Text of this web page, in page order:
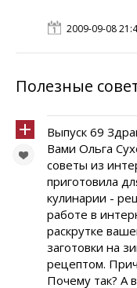
2009-09-08
Полезные
Выпуск 69
Вами Ольга
советы из
приготовила
кулинарии -
работе в
раскрутке
заготовки на
рецептом.
Почему так? А